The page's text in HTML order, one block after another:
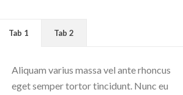
Tab 1 Tab 2
Aliquam varius massa vel ante rhoncus
eget semper tortor tincidunt. Nunc eu